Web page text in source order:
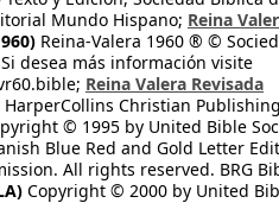
Mundo Hispano; Reina
Reina-Valera 1960 ® ©
desea más información visite
Reina Valera Revisada
HarperCollins Christian
© 1995 by United Bible
Blue Red and Gold Letter
All rights reserved. BRG
Copyright © 2000 by United